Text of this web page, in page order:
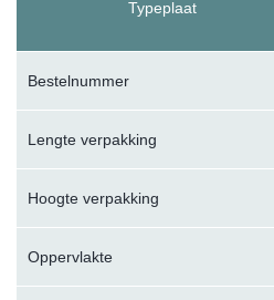
Typeplaat
Bestelnummer
Lengte verpakking
Hoogte verpakking
Oppervlakte